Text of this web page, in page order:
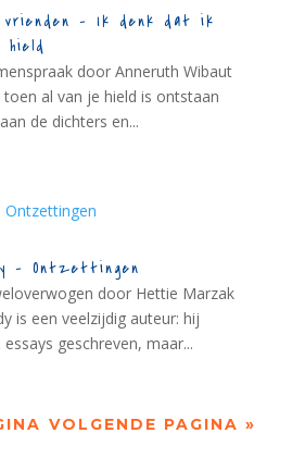
vrienden – Ik denk dat ik
hield
door Anneruth Wibaut
al van je hield is ontstaan
de dichters en...
– Ontzettingen
door Hettie Marzak
is een veelzijdig auteur: hij
geschreven, maar...
VOLGENDE PAGINA »